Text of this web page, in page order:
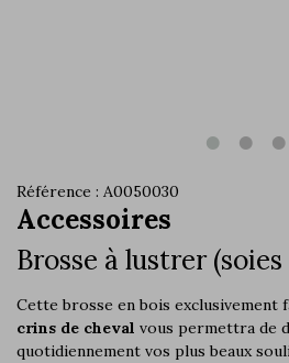
Référence : A0050030
Accessoires
Brosse à lustrer
Cette brosse en bois exclusivement
crins de cheval vous permettra de
quotidiennement vos plus beaux